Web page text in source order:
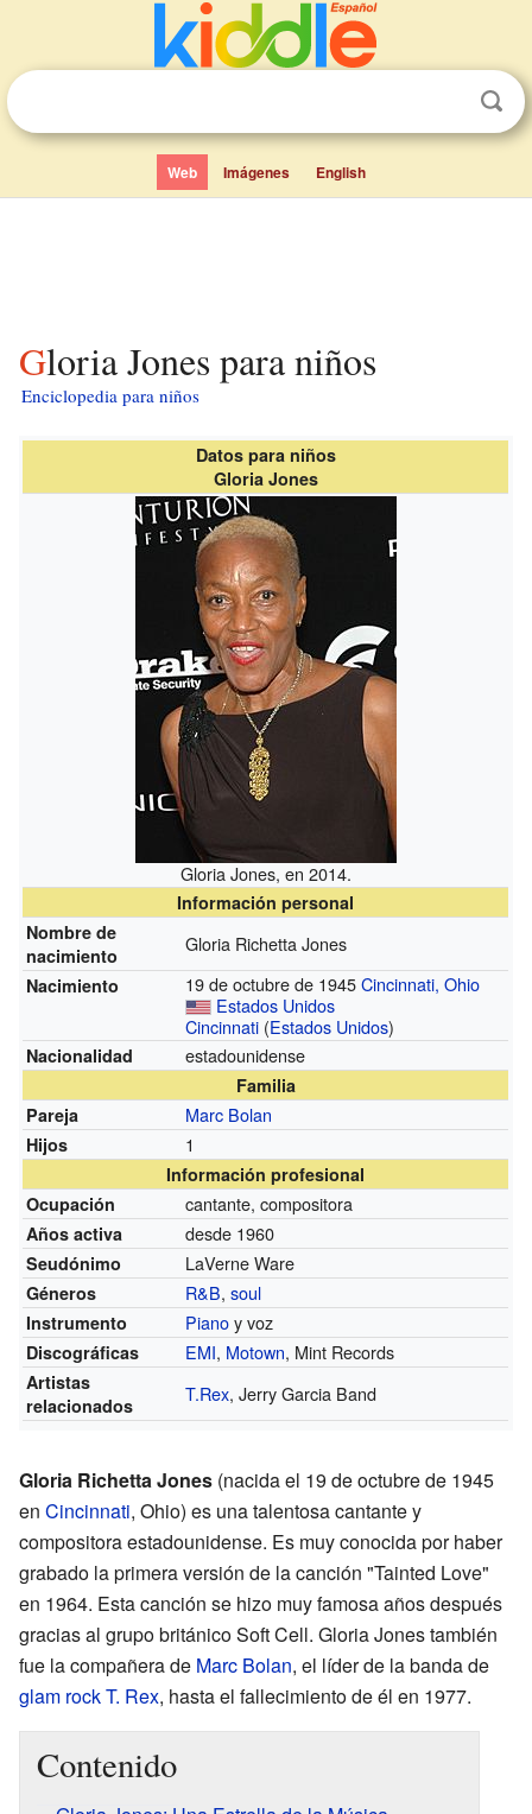
Web Imágenes English
Gloria Jones para niños
Enciclopedia para niños
Datos para niños
Gloria Jones
Gloria Jones, en 2014.
Información personal
Nombre de
nacimiento
Gloria Richetta Jones
Nacimiento 19 de octubre de 1945Cincinnati, Ohio
Estados Unidos
Cincinnati (Estados Unidos)
Nacionalidad estadounidense
Familia
Pareja
Marc Bolan
Hijos 1
Información profesional
Ocupación
cantante, compositora
Años activa desde 1960
Seudónimo LaVerne Ware
Géneros R&B,soul
Instrumento Pianoy voz
Discográficas EMI, Motown, Mint Records
Artistas
relacionados
T.Rex, Jerry Garcia Band
Gloria Richetta Jones (nacida el 19 de octubre de 1945
en Cincinnati, Ohio) es una talentosa cantante y
compositora estadounidense. Es muy conocida por haber
grabado la primera versión de la canción "Tainted Love"
en 1964. Esta canción se hizo muy famosa años después
gracias al grupo británico Soft Cell. Gloria Jones también
fue la compañera de Marc Bolan, el líder de la banda de
glam rockT. Rex, hasta el fallecimiento de él en 1977.
Contenido